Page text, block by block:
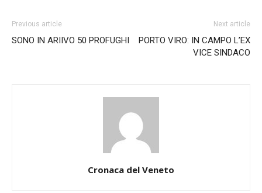
Previous article
SONO IN ARIIVO 50 PROFUGHI
Next article
PORTO VIRO: IN CAMPO L’EX
VICE SINDACO
Cronaca del Veneto